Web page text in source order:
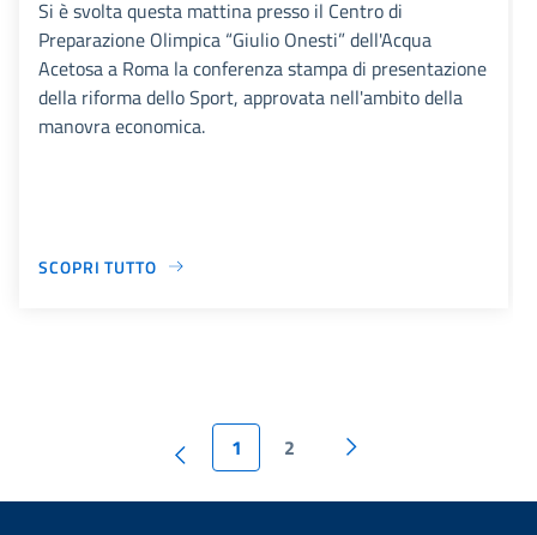
Si è svolta questa mattina presso il Centro di
Preparazione Olimpica “Giulio Onesti” dell'Acqua
Acetosa a Roma la conferenza stampa di presentazione
della riforma dello Sport, approvata nell'ambito della
manovra economica.
SCOPRI TUTTO
1 2